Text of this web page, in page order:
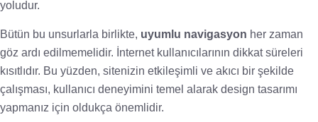
yoludur.
Bütün bu unsurlarla birlikte, uyumlu navigasyon her zaman
göz ardı edilmemelidir. İnternet kullanıcılarının dikkat süreleri
kısıtlıdır. Bu yüzden, sitenizin etkileşimli ve akıcı bir şekilde
çalışması, kullanıcı deneyimini temel alarak design tasarımı
yapmanız için oldukça önemlidir.